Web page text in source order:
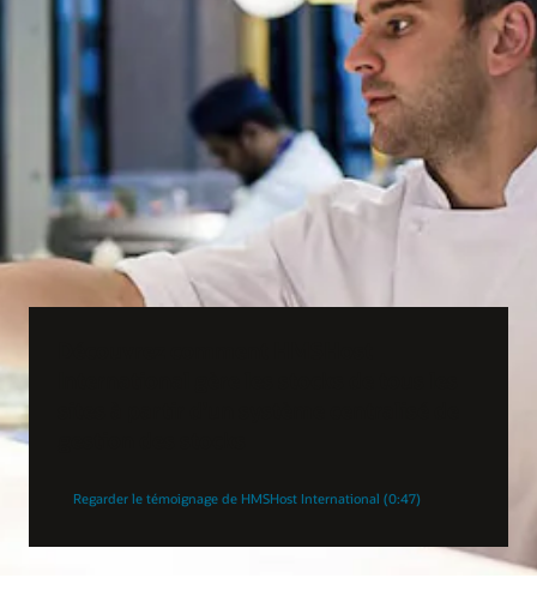
Regarder le témoignage de HMSHost International (0:47)